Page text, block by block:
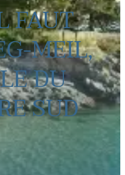
FAUT
MEIL,
DU
SUD